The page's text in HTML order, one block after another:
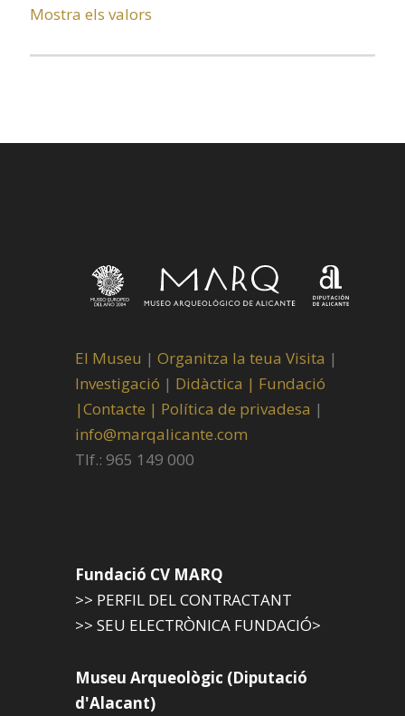
Mostra els valors
El Museu | Organitza la teua Visita |
Investigació | Didàctica | Fundació
|Contacte | Política de privadesa |
info@marqalicante.com
Tlf.: 965 149 000
Fundació CV MARQ
>> PERFIL DEL CONTRACTANT
>> SEU ELECTRÒNICA FUNDACIÓ>
Museu Arqueològic (Diputació
d'Alacant)